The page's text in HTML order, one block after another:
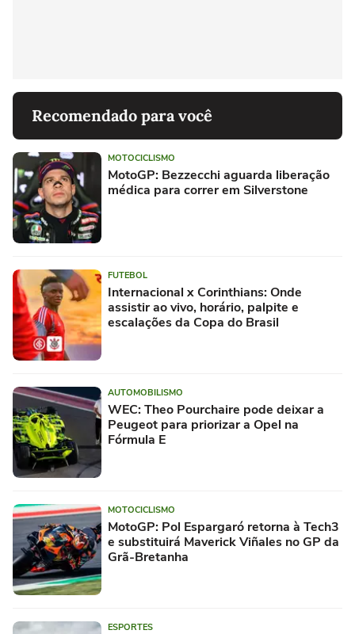
Recomendado para você
MOTOCICLISMO
MotoGP: Bezzecchi aguarda liberação
médica para correr em Silverstone
FUTEBOL
Internacional x Corinthians: Onde
assistir ao vivo, horário, palpite e
escalações da Copa do Brasil
AUTOMOBILISMO
WEC: Theo Pourchaire pode deixar a
Peugeot para priorizar a Opel na
Fórmula E
MOTOCICLISMO
MotoGP: Pol Espargaró retorna à Tech3
e substituirá Maverick Viñales no GP da
Grã-Bretanha
ESPORTES